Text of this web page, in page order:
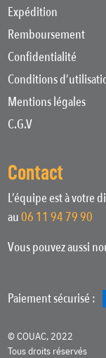
Expédition
Remboursement
Confidentialité
Conditions
Mentions légales
C.G.V
Contact
L’équipe est à votre
au06 11 94 79 90
Vous pouvez aussi
Paiement sécurisé :
© COUAC, 2022
Tous droits réservés